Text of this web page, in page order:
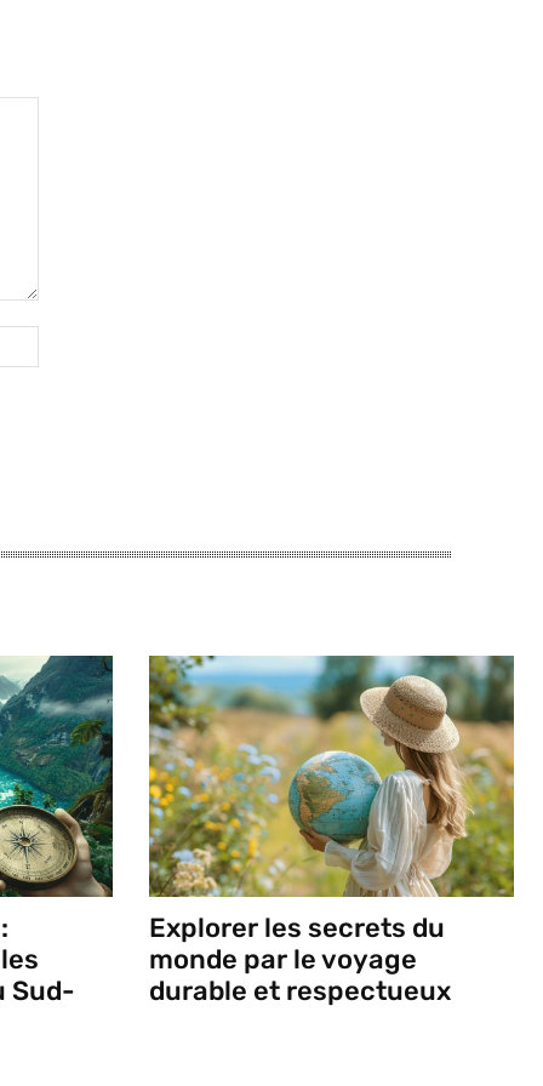
:
Sud-
Explorer les secrets du
monde par le voyage
durable et respectueux